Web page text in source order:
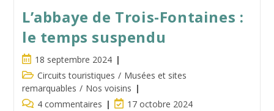
L’abbaye de Trois-Fontaines :
le temps suspendu
Publication
publiée :
18 septembre 2024
Post
category:
Circuits touristiques / Musées et sites
remarquables / Nos voisins
Commentaires
4 commentaires
Dernière
17 octobre 2024